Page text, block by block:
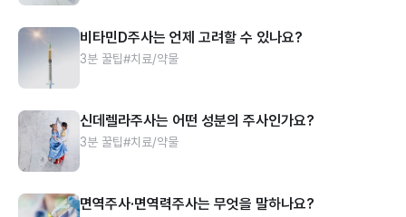
비타민D주사는 언제 고려할 수 있나요?
3분 꿀팁#치료/약물
신데렐라주사는 어떤 성분의 주사인가요?
3분 꿀팁#치료/약물
면역주사·면역력주사는 무엇을 말하나요?